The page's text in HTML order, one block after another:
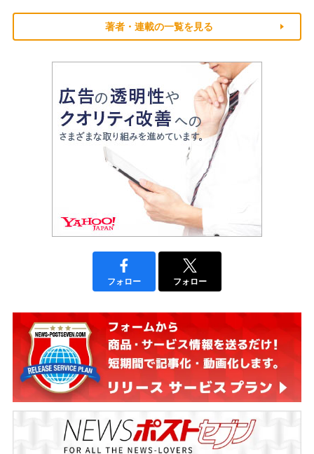
著者・連載の一覧を見る
フォロー フォロー